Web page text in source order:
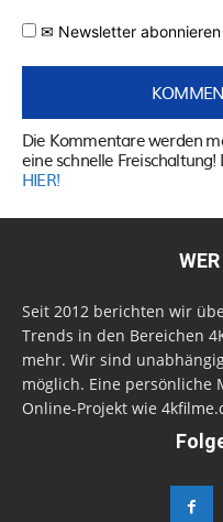
✉ Newsletter
Die Kommentare werden
eine schnelle
HIER!
Seit 2012 berichten wir
Trends in den Bereichen
mehr. Wir sind
möglich. Eine persönliche
Online-Projekt wie